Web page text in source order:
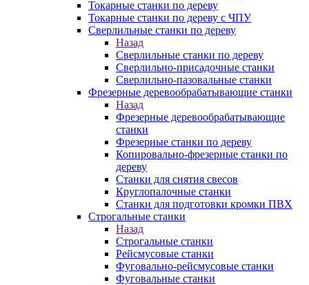
Токарные станки по дереву
Токарные станки по дереву с ЧПУ
Сверлильные станки по дереву
Назад
Сверлильные станки по дереву
Сверлильно-присадочные станки
Сверлильно-пазовальные станки
Фрезерные деревообрабатывающие станки
Назад
Фрезерные деревообрабатывающие
станки
Фрезерные станки по дереву
Копировально-фрезерные станки по
дереву
Станки для снятия свесов
Круглопалочные станки
Станки для подготовки кромки ПВХ
Строгальные станки
Назад
Строгальные станки
Рейсмусовые станки
Фуговально-рейсмусовые станки
Фуговальные станки